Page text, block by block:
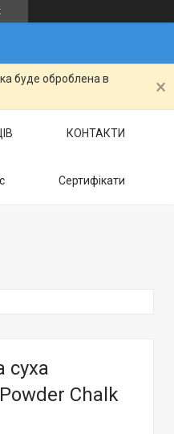
буде оброблена в
КОНТАКТИ
Сертифікати
суха
Chalk